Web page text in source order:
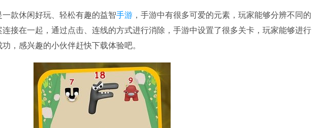
款休闲好玩、轻松有趣的益智手游 ，手游中有很多可爱的元素，玩家能够分辨不同的
接在一起，通过点击、连线的方式进行消除，手游中设置了很多关卡，玩家能够进行
，感兴趣的小伙伴赶快下载体验吧。